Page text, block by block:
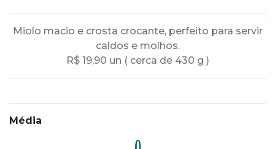
Miolo macio e crosta crocante, perfeito para servir
caldos e molhos.
R$ 19,90 un ( cerca de 430 g )
Média